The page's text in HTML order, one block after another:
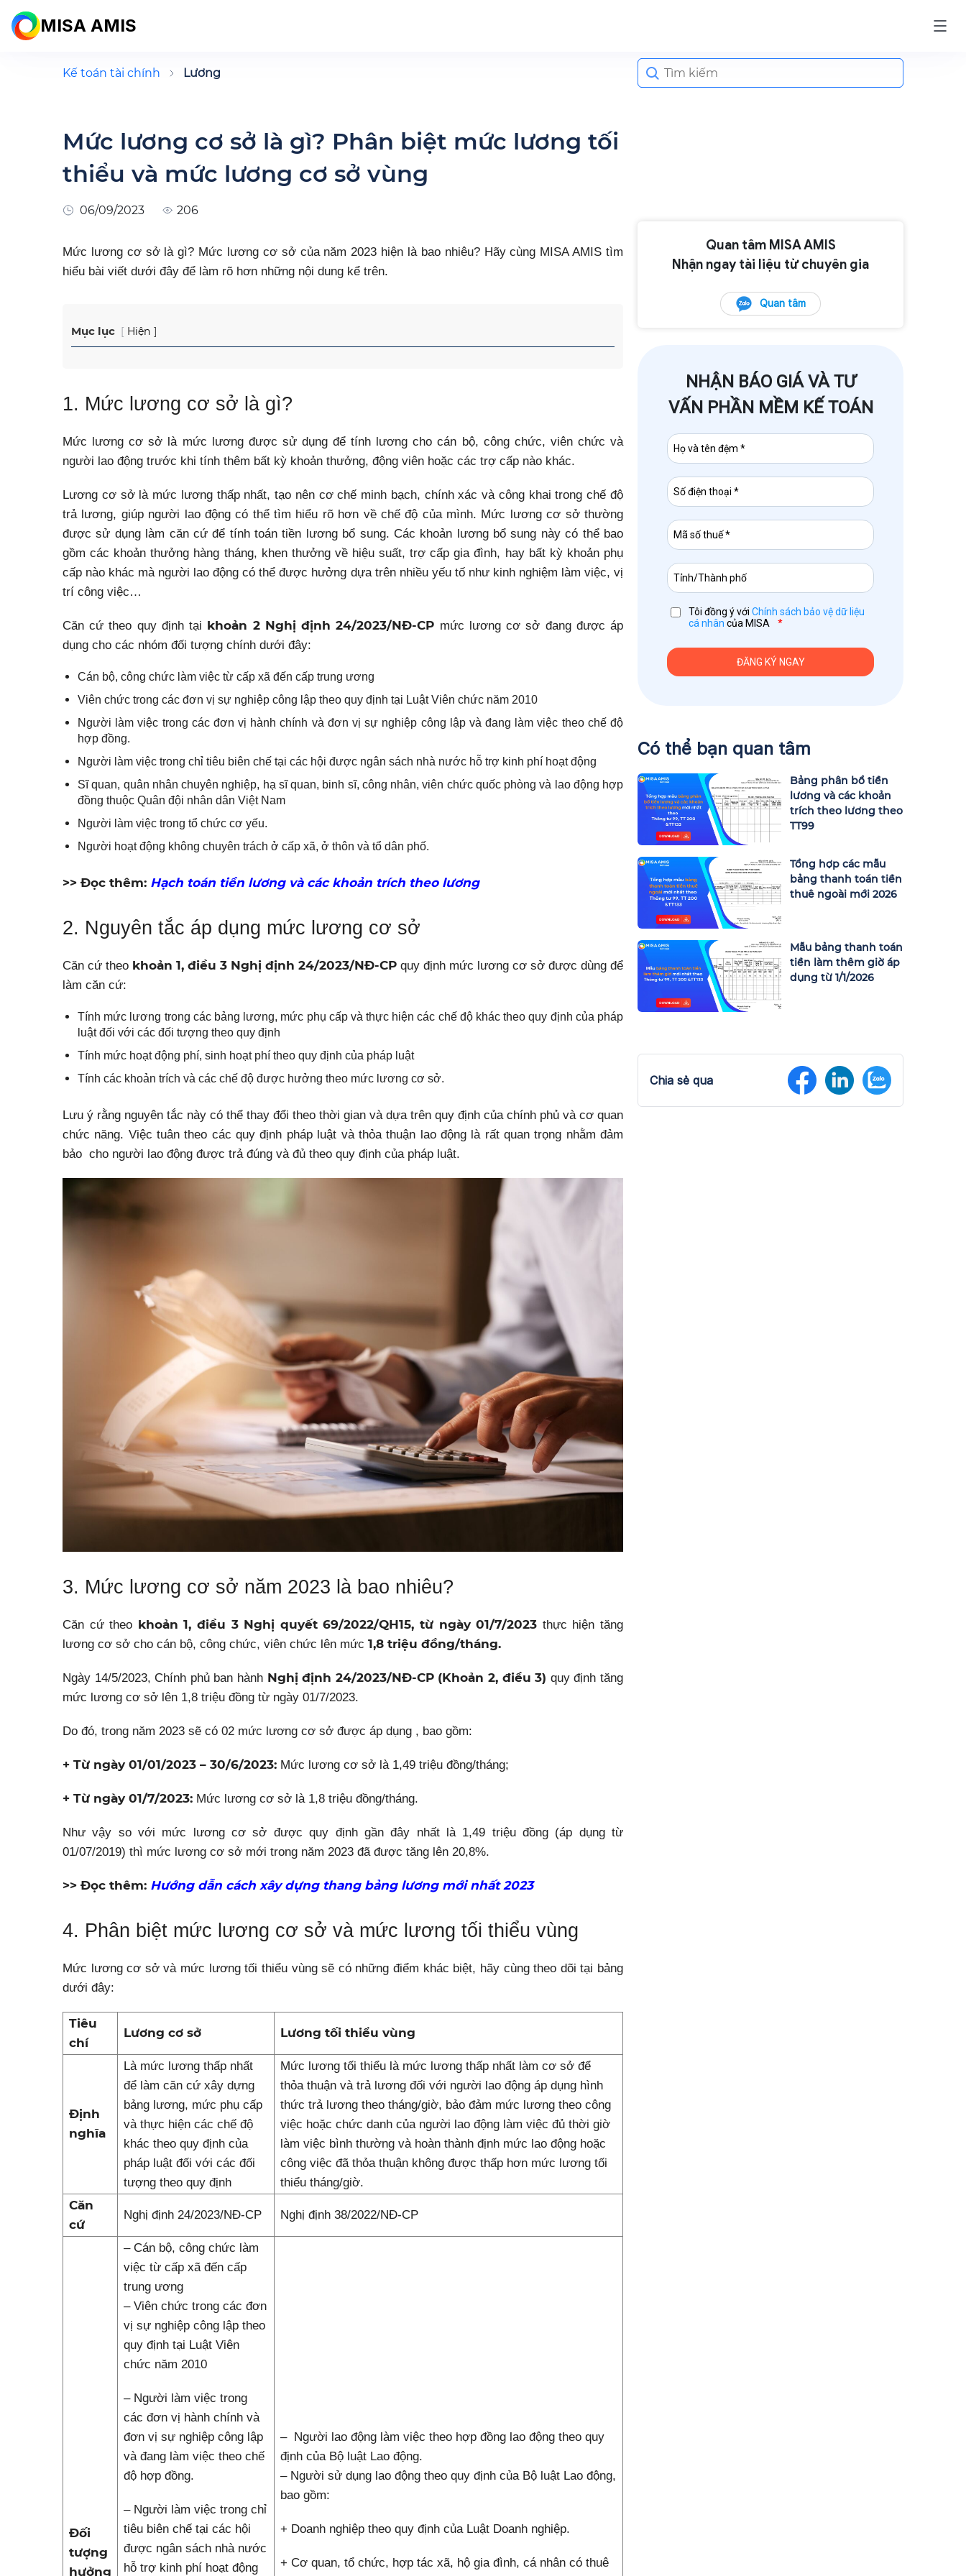
MISA AMIS
Kế toán tài chính Lương
Search
for:
Mức lương cơ sở là gì? Phân biệt mức lương tối
thiểu và mức lương cơ sở vùng
06/09/2023 206
Mức lương cơ sở là gì? Mức lương cơ sở của năm 2023 hiện là bao nhiêu? Hãy cùng MISA AMIS tìm
hiểu bài viết dưới đây để làm rõ hơn những nội dung kể trên.
Mục lục Hiện
1. Mức lương cơ sở là gì?
Mức lương cơ sở là mức lương được sử dụng để tính lương cho cán bộ, công chức, viên chức và
người lao động trước khi tính thêm bất kỳ khoản thưởng, động viên hoặc các trợ cấp nào khác.
Lương cơ sở là mức lương thấp nhất, tạo nên cơ chế minh bạch, chính xác và công khai trong chế độ
trả lương, giúp người lao động có thể tìm hiểu rõ hơn về chế độ của mình. Mức lương cơ sở thường
được sử dụng làm căn cứ để tính toán tiền lương bổ sung. Các khoản lương bổ sung này có thể bao
gồm các khoản thưởng hàng tháng, khen thưởng về hiệu suất, trợ cấp gia đình, hay bất kỳ khoản phụ
cấp nào khác mà người lao động có thể được hưởng dựa trên nhiều yếu tố như kinh nghiệm làm việc, vị
trí công việc…
Căn cứ theo quy định tại khoản 2 Nghị định 24/2023/NĐ-CP mức lương cơ sở đang được áp
dụng cho các nhóm đối tượng chính dưới đây:
Cán bộ, công chức làm việc từ cấp xã đến cấp trung ương
Viên chức trong các đơn vị sự nghiệp công lập theo quy định tại Luật Viên chức năm 2010
Người làm việc trong các đơn vị hành chính và đơn vị sự nghiệp công lập và đang làm việc theo chế độ
hợp đồng.
Người làm việc trong chỉ tiêu biên chế tại các hội được ngân sách nhà nước hỗ trợ kinh phí hoạt động
Sĩ quan, quân nhân chuyên nghiệp, hạ sĩ quan, binh sĩ, công nhân, viên chức quốc phòng và lao động hợp
đồng thuộc Quân đội nhân dân Việt Nam
Người làm việc trong tổ chức cơ yếu.
Người hoạt động không chuyên trách ở cấp xã, ở thôn và tổ dân phố.
>> Đọc thêm: Hạch toán tiền lương và các khoản trích theo lương
2. Nguyên tắc áp dụng mức lương cơ sở
Căn cứ theo khoản 1, điều 3 Nghị định 24/2023/NĐ-CP quy định mức lương cơ sở được dùng để
làm căn cứ:
Tính mức lương trong các bảng lương, mức phụ cấp và thực hiện các chế độ khác theo quy định của pháp
luật đối với các đối tượng theo quy định
Tính mức hoạt động phí, sinh hoạt phí theo quy định của pháp luật
Tính các khoản trích và các chế độ được hưởng theo mức lương cơ sở.
Lưu ý rằng nguyên tắc này có thể thay đổi theo thời gian và dựa trên quy định của chính phủ và cơ quan
chức năng. Việc tuân theo các quy định pháp luật và thỏa thuận lao động là rất quan trọng nhằm đảm
bảo cho người lao động được trả đúng và đủ theo quy định của pháp luật.
3. Mức lương cơ sở năm 2023 là bao nhiêu?
Căn cứ theo khoản 1, điều 3 Nghị quyết 69/2022/QH15, từ ngày 01/7/2023 thực hiện tăng
lương cơ sở cho cán bộ, công chức, viên chức lên mức 1,8 triệu đồng/tháng.
Ngày 14/5/2023, Chính phủ ban hành Nghị định 24/2023/NĐ-CP (Khoản 2, điều 3) quy định tăng
mức lương cơ sở lên 1,8 triệu đồng từ ngày 01/7/2023.
Do đó, trong năm 2023 sẽ có 02 mức lương cơ sở được áp dụng , bao gồm:
+ Từ ngày 01/01/2023 – 30/6/2023: Mức lương cơ sở là 1,49 triệu đồng/tháng;
+ Từ ngày 01/7/2023: Mức lương cơ sở là 1,8 triệu đồng/tháng.
Như vậy so với mức lương cơ sở được quy định gần đây nhất là 1,49 triệu đồng (áp dụng từ
01/07/2019) thì mức lương cơ sở mới trong năm 2023 đã được tăng lên 20,8%.
>> Đọc thêm: Hướng dẫn cách xây dựng thang bảng lương mới nhất 2023
4. Phân biệt mức lương cơ sở và mức lương tối thiểu vùng
Mức lương cơ sở và mức lương tối thiểu vùng sẽ có những điểm khác biệt, hãy cùng theo dõi tại bảng
dưới đây:
Tiêu
chí
Lương cơ sở Lương tối thiểu vùng
Định
nghĩa
Là mức lương thấp nhất
để làm căn cứ xây dựng
bảng lương, mức phụ cấp
và thực hiện các chế độ
khác theo quy định của
pháp luật đối với các đối
tượng theo quy định
Mức lương tối thiểu là mức lương thấp nhất làm cơ sở để
thỏa thuận và trả lương đối với người lao động áp dụng hình
thức trả lương theo tháng/giờ, bảo đảm mức lương theo công
việc hoặc chức danh của người lao động làm việc đủ thời giờ
làm việc bình thường và hoàn thành định mức lao động hoặc
công việc đã thỏa thuận không được thấp hơn mức lương tối
thiểu tháng/giờ.
Căn
cứ
Nghị định 24/2023/NĐ-CP Nghị định 38/2022/NĐ-CP
Đối
tượng
hưởng
– Cán bộ, công chức làm
việc từ cấp xã đến cấp
trung ương
– Viên chức trong các đơn
vị sự nghiệp công lập theo
quy định tại Luật Viên
chức năm 2010
– Người làm việc trong
các đơn vị hành chính và
đơn vị sự nghiệp công lập
và đang làm việc theo chế
độ hợp đồng.
– Người làm việc trong chỉ
tiêu biên chế tại các hội
được ngân sách nhà nước
hỗ trợ kinh phí hoạt động
– Người lao động làm việc theo hợp đồng lao động theo quy
định của Bộ luật Lao động.
– Người sử dụng lao động theo quy định của Bộ luật Lao động,
bao gồm:
+ Doanh nghiệp theo quy định củaLuật Doanh nghiệp.
+ Cơ quan, tổ chức, hợp tác xã, hộ gia đình, cá nhân có thuê
Quan tâm MISA AMIS
Nhận ngay tài liệu từ chuyên gia
Quan tâm
NHẬN BÁO GIÁ VÀ TƯ
VẤN PHẦN MỀM KẾ TOÁN
Tôi đồng ý với Chính sách bảo vệ dữ liệu
cá nhân của MISA *
Có thể bạn quan tâm
Bảng phân bổ tiền
lương và các khoản
trích theo lương theo
TT99
Tổng hợp các mẫu
bảng thanh toán tiền
thuê ngoài mới 2026
Mẫu bảng thanh toán
tiền làm thêm giờ áp
dụng từ 1/1/2026
Chia sẻ qua